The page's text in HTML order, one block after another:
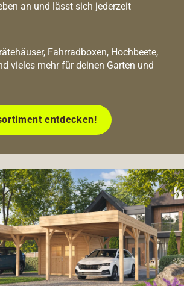
an und lässt sich jederzeit
Fahrradboxen, Hochbeete,
vieles mehr für deinen Garten und
entdecken!